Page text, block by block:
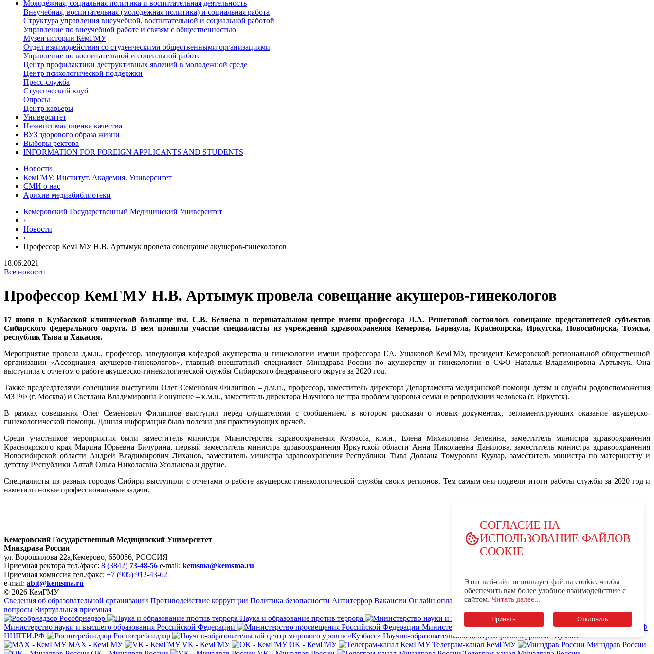
Молодёжная, социальная политика и воспитательная деятельность
Внеучебная, воспитательная (молодежная политика) и социальная работа
Структура управления внеучебной, воспитательной и социальной работой
Управление по внеучебной работе и связям с общественностью
Музей истории КемГМУ
Отдел взаимодействия со студенческими общественными организациями
Управление по воспитательной и социальной работе
Центр профилактики деструктивных явлений в молодежной среде
Центр психологической поддержки
Пресс-служба
Студенческий клуб
Опросы
Центр карьеры
Университет
Независимая оценка качества
ВУЗ здорового образа жизни
Выборы ректора
INFORMATION FOR FOREIGN APPLICANTS AND STUDENTS
Новости
КемГМУ: Институт. Академия. Университет
СМИ о нас
Арихив медиабиблиотеки
Кемеровский Государственный Медицинский Университет
›
Новости
›
Профессор КемГМУ Н.В. Артымук провела совещание акушеров-гинекологов
18.06.2021
Все новости
Профессор КемГМУ Н.В. Артымук провела совещание акушеров-гинекологов
17 июня в Кузбасской клинической больнице им. С.В. Беляева в перинатальном центре имени профессора Л.А. Решетовой состоялось совещание представителей субъектов
Сибирского федерального округа. В нем приняли участие специалисты из учреждений здравоохранения Кемерова, Барнаула, Красноярска, Иркутска, Новосибирска, Томска,
республик Тыва и Хакасия.
Мероприятие провела д.м.н., профессор, заведующая кафедрой акушерства и гинекологии имени профессора Г.А. Ушаковой КемГМУ, президент Кемеровской региональной общественной
организации «Ассоциация акушеров-гинекологов», главный внештатный специалист Минздрава России по акушерству и гинекологии в СФО Наталья Владимировна Артымук. Она
выступила с отчетом о работе акушерско-гинекологической службы Сибирского федерального округа за 2020 год.
Также председателями совещания выступили Олег Семенович Филиппов – д.м.н., профессор, заместитель директора Департамента медицинской помощи детям и службы родовспоможения
МЗ РФ (г. Москва) и Светлана Владимировна Ионушене – к.м.н., заместитель директора Научного центра проблем здоровья семьи и репродукции человека (г. Иркутск).
В рамках совещания Олег Семенович Филиппов выступил перед слушателями с сообщением, в котором рассказал о новых документах, регламентирующих оказание акушерско-
гинекологической помощи. Данная информация была полезна для практикующих врачей.
Среди участников мероприятия были заместитель министра Министерства здравоохранения Кузбасса, к.м.н., Елена Михайловна Зеленина, заместитель министра здравоохранения
Красноярского края Марина Юрьевна Бичурина, первый заместитель министра здравоохранения Иркутской области Анна Николаевна Данилова, заместитель министра здравоохранения
Новосибирской области Андрей Владимирович Лиханов, заместитель министра здравоохранения Республики Тыва Долаана Томуровна Куулар, заместитель министра по материнству и
детству Республики Алтай Ольга Николаевна Усольцева и другие.
Специалисты из разных городов Сибири выступили с отчетами о работе акушерско-гинекологической службы своих регионов. Тем самым они подвели итоги работы службы за 2020 год и
наметили новые профессиональные задачи.
Кемеровский Государственный Медицинский Университет
Минздрава России
ул. Ворошилова 22а,Кемерово, 650056, РОССИЯ
Приемная ректора тел./факс: 8 (3842) 73-48-56 e-mail: kemsma@kemsma.ru
Приемная комиссия тел./факс: +7 (905) 912-43-62
e-mail: abit@kemsma.ru
© 2026 КемГМУ
Сведения об образовательной организации Противодействие коррупции Политика безопасности Антитеррор Вакансии Онлайн оплата за обучение и услуги КемГМУ
вопросы Виртуальная приемная
Рособрнадзор
Наука и образование против террора
Министерство науки и высшего образования Российской Федерации
Министерство просвещения Российской Федерации
НЦПТИ.РФ
Роспотребнадзор
Научно-образовательный центр мирового уровня «Кузбасс»
MAX - КемГМУ
VK - КемГМУ OK - КемГМУ Телеграм-канал КемГМУ
Минздрав России
СОГЛАСИЕ НА
ИСПОЛЬЗОВАНИЕ ФАЙЛОВ
COOKIE
Этот веб-сайт использует файлы cookie, чтобы
обеспечить вам более удобное взаимодействие с
сайтом. Читать далее...
Принять Отклонить